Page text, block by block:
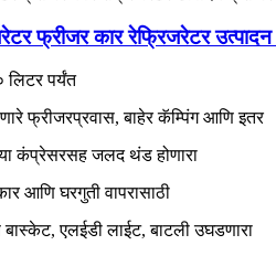
फ्रीजर कार रेफ्रिजरेटर
लिटर पर्यंत
फ्रीजरप्रवास, बाहेर कॅम्पिंग आणि इतर
कंप्रेसरसह जलद थंड होणारा
आणि घरगुती वापरासाठी
एलईडी लाईट, बाटली उघडणारा